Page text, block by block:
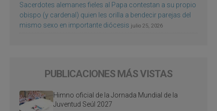
Sacerdotes alemanes fieles al Papa contestan a su propio
obispo (y cardenal) quien les orilla a bendecir parejas del
mismo sexo en importante diócesis julio 25, 2026
PUBLICACIONES MÁS VISTAS
Himno oficial de la Jornada Mundial de la
Juventud Seúl 2027